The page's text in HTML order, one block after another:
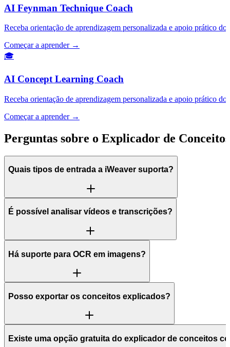
AI Feynman Technique Coach
Receba orientação de aprendizagem personalizada e apoio prático
Começar a aprender →
🎓
AI Concept Learning Coach
Receba orientação de aprendizagem personalizada e apoio prático
Começar a aprender →
Perguntas sobre o Explicador de
Quais tipos de entrada a iWeaver suporta?
É possível analisar vídeos e transcrições?
Há suporte para OCR em imagens?
Posso exportar os conceitos explicados?
Existe uma opção gratuita do explicador de conceitos